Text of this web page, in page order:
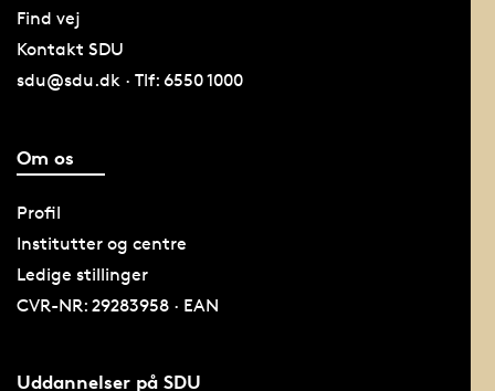
Find vej
Kontakt SDU
sdu@sdu.dk · Tlf: 6550 1000
Om os
Profil
Institutter og centre
Ledige stillinger
CVR-NR: 29283958 · EAN
Uddannelser på SDU